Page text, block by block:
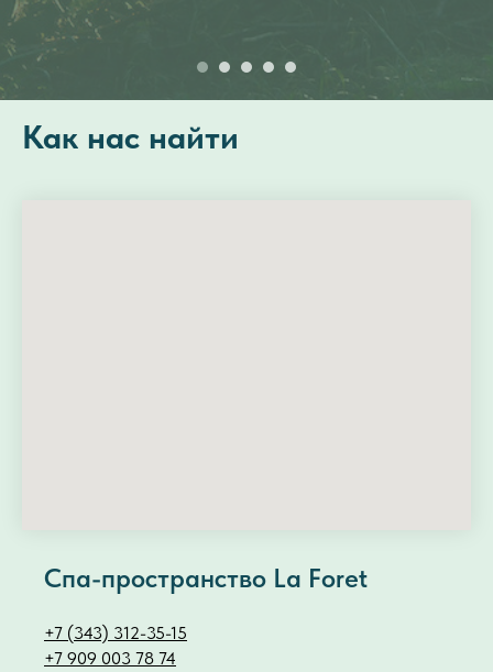
Как нас найти
Спа-пространство La Foret
+7 (343) 312-35-15
+7 909 003 78 74